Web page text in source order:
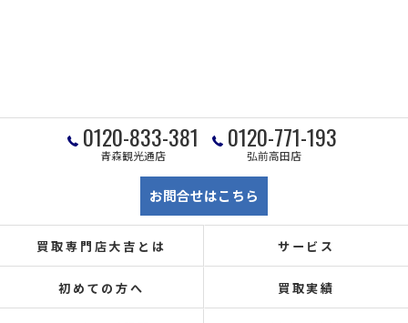
0120-833-381
青森観光通店
0120-771-193
弘前高田店
お問合せはこちら
買取専門店大吉とは サービス
初めての方へ 買取実績